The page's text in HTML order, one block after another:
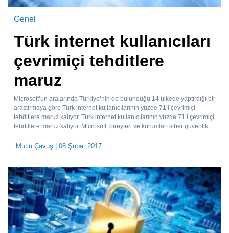
Genel
Türk internet kullanıcıları
çevrimiçi tehditlere
maruz
Microsoft’un aralarında Türkiye’nin de bulunduğu 14 ülkede yaptırdığı bir
araştırmaya göre Türk internet kullanıcılarının yüzde 71’i çevrimiçi
tehditlere maruz kalıyor. Türk internet kullanıcılarının yüzde 71’i çevrimiçi
tehditlere maruz kalıyor. Microsoft, bireyleri ve kurumları siber güvenlik...
Mutlu Çavuş | 08 Şubat 2017